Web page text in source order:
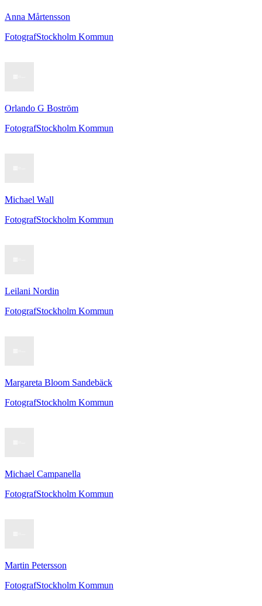
Anna Mårtensson
FotografStockholm Kommun
Orlando G Boström
FotografStockholm Kommun
Michael Wall
FotografStockholm Kommun
Leilani Nordin
FotografStockholm Kommun
Margareta Bloom Sandebäck
FotografStockholm Kommun
Michael Campanella
FotografStockholm Kommun
Martin Petersson
FotografStockholm Kommun